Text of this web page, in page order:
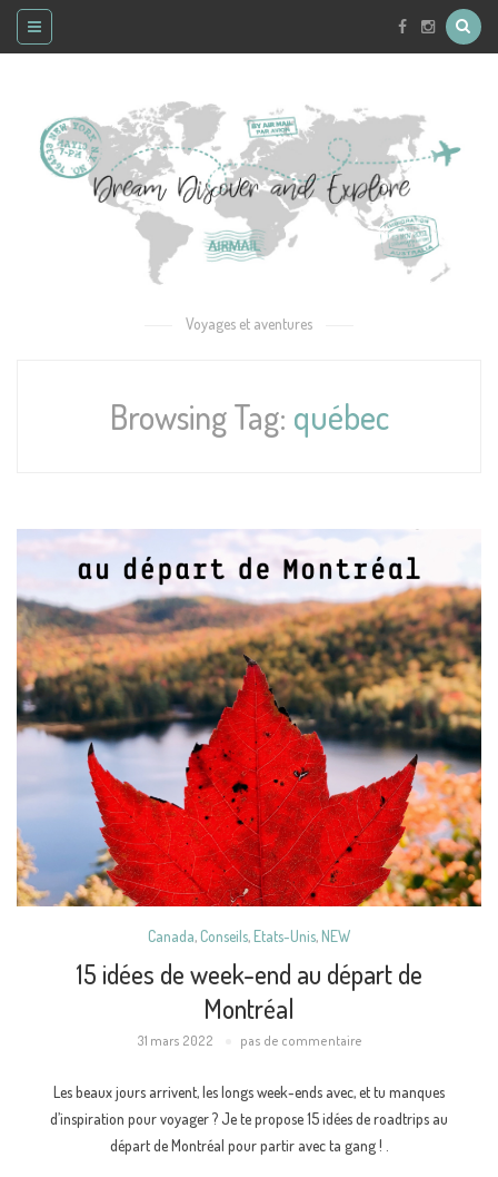
Voyages et aventures
Browsing Tag: québec
Canada, Conseils, Etats-Unis, NEW
15 idées de week-end au départ de
Montréal
31 mars 2022 pas de commentaire
Les beaux jours arrivent, les longs week-ends avec, et tu manques
d’inspiration pour voyager ? Je te propose 15 idées de roadtrips au
départ de Montréal pour partir avec ta gang ! .